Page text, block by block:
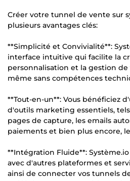
Créer votre tunnel de vente sur
plusieurs avantages clés:
**Simplicité et Convivialité**:
interface intuitive qui facilite la
personnalisation et la gestion
même sans compétences
**Tout-en-un**: Vous bénéficiez
d'outils marketing essentiels,
pages de capture, les emails
paiements et bien plus encore,
**Intégration Fluide**:
avec d'autres plateformes et
ainsi de connecter vos tunnels